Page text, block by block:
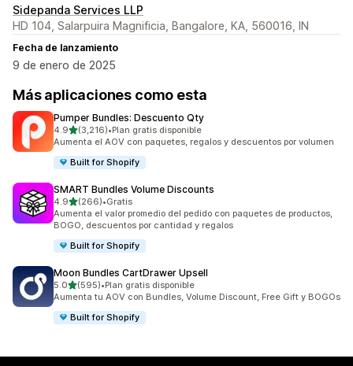
Sidepanda Services LLP
HD 104, Salarpuira Magnificia, Bangalore, KA, 560016, IN
Fecha de lanzamiento
9 de enero de 2025
Más aplicaciones como esta
Pumper Bundles: Descuento Qty
4.9de 5 estrellas
(3,216)
3216 reseñas en total
•Plan gratis disponible
Aumenta el AOV con paquetes, regalos y descuentos por volumen
Built for Shopify
SMART Bundles Volume Discounts
4.9de 5 estrellas
(266)
266 reseñas en total
•Gratis
Aumenta el valor promedio del pedido con paquetes de productos,
BOGO, descuentos por cantidad y regalos
Built for Shopify
Moon Bundles CartDrawer Upsell
5.0de 5 estrellas
(595)
595 reseñas en total
•Plan gratis disponible
Aumenta tu AOV con Bundles, Volume Discount, Free Gift y BOGOs
Built for Shopify